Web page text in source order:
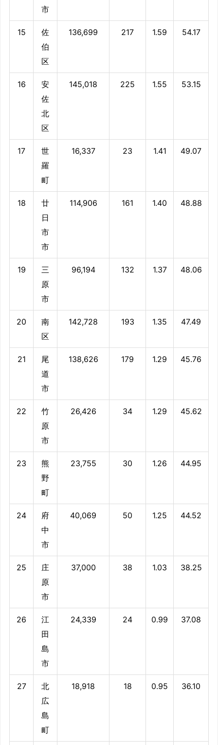
市
15
佐
伯
区
136,699 217 1.59 54.17
16
安
佐
北
区
145,018 225 1.55 53.15
17
世
羅
町
16,337 23 1.41 49.07
18
廿
日
市
市
114,906 161 1.40 48.88
19
三
原
市
96,194 132 1.37 48.06
20
南
区
142,728 193 1.35 47.49
21
尾
道
市
138,626 179 1.29 45.76
22
竹
原
市
26,426 34 1.29 45.62
23
熊
野
町
23,755 30 1.26 44.95
24
府
中
市
40,069 50 1.25 44.52
25
庄
原
市
37,000 38 1.03 38.25
26
江
田
島
市
24,339 24 0.99 37.08
27
北
広
島
町
18,918 18 0.95 36.10